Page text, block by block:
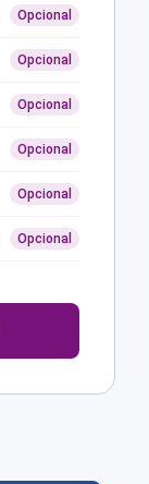
Opcional
Opcional
Opcional
Opcional
Opcional
Opcional